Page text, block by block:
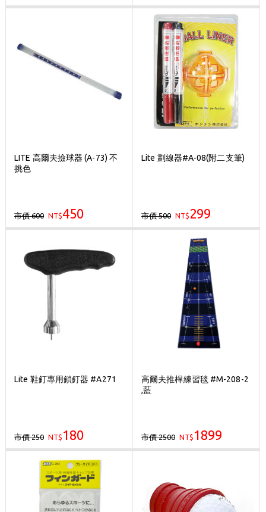
LITE 高爾夫撿球器 (A-73) 不
挑色
市價 600 NT$450
Lite 劃線器#A-08(附二支筆)
市價 500 NT$ 299
Lite 鞋釘專用鎖釘器 #A271
市價 250 NT$ 180
高爾夫推桿練習毯 #M-208-2
,藍
市價 2500 NT$ 1899